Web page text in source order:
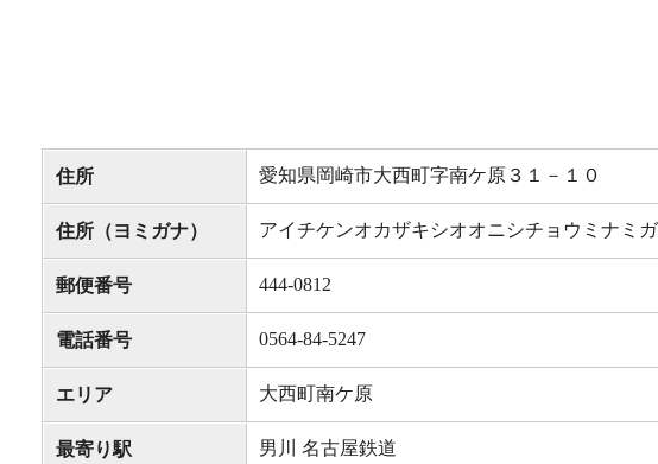
住所 愛知県岡崎市大西町字南ケ原３１－１０
住所（ヨミガナ） アイチケンオカザキシオオニシチョウミナミ
郵便番号 444-0812
電話番号 0564-84-5247
エリア 大西町南ケ原
最寄り駅
男川 名古屋鉄道